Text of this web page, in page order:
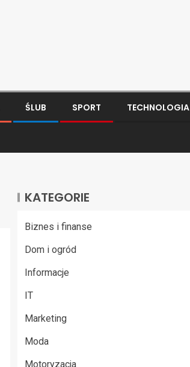
ŚLUB SPORT TECHNOLOGIA
KATEGORIE
Biznes i finanse
Dom i ogród
Informacje
IT
Marketing
Moda
Motoryzacja